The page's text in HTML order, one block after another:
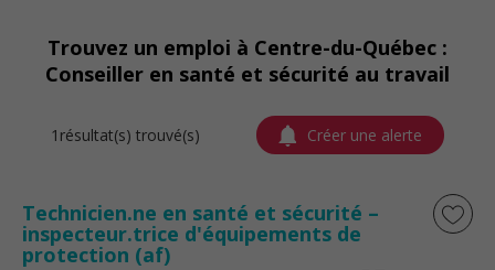
Trouvez un emploi à Centre-du-Québec :
Conseiller en santé et sécurité au travail
1résultat(s) trouvé(s) Créer une alerte
Technicien.ne en santé et sécurité –
inspecteur.trice d'équipements de
protection (af)